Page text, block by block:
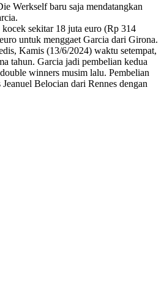
Werkself baru saja mendatangkan
sekitar 18 juta euro (Rp 314
untuk menggaet Garcia dari Girona.
Kamis (13/6/2024) waktu setempat,
tahun. Garcia jadi pembelian kedua
winners musim lalu. Pembelian
Belocian dari Rennes dengan